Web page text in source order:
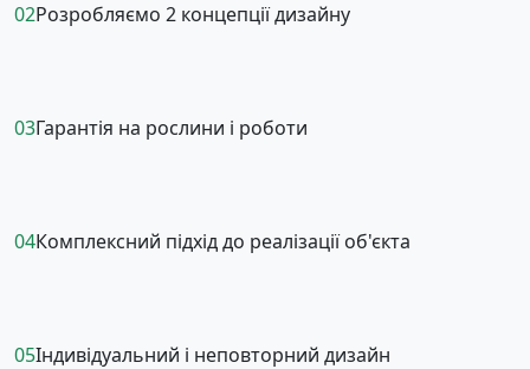
02Розробляємо 2 концепції дизайну
03Гарантія на рослини і роботи
04Комплексний підхід до реалізації об'єкта
05Індивідуальний і неповторний дизайн